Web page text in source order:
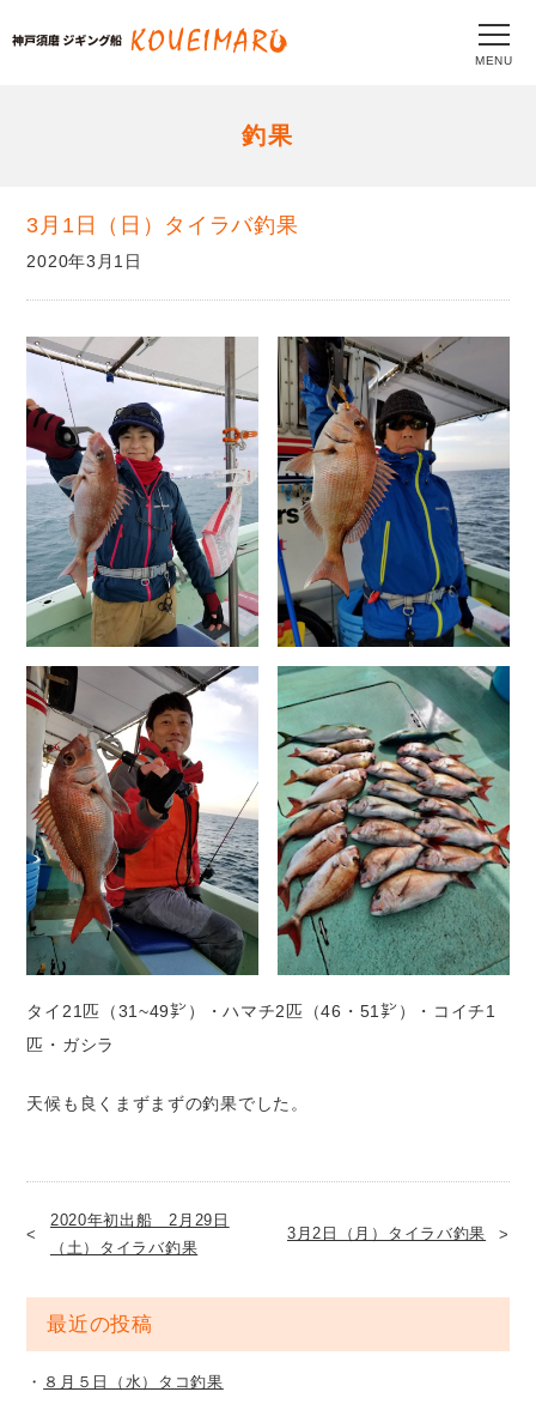
MENU
釣果
3月1日（日）タイラバ釣果
2020年3月1日
タイ21匹（31~49㌢）・ハマチ2匹（46・51㌢）・コイチ1
匹・ガシラ
天候も良くまずまずの釣果でした。
2020年初出船 2月29日
（土）タイラバ釣果
3月2日（月）タイラバ釣果
最近の投稿
８月５日（水）タコ釣果